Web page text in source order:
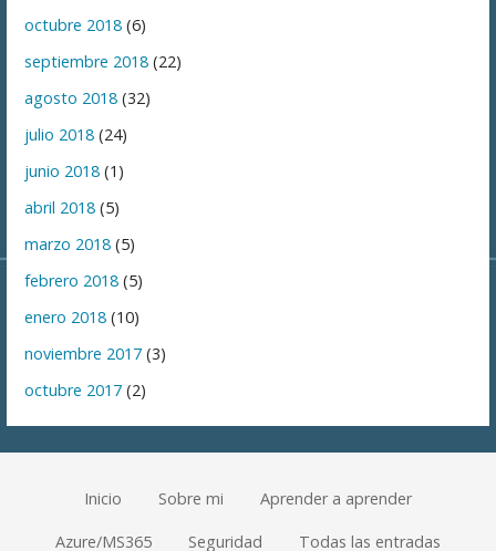
octubre 2018 (6)
septiembre 2018 (22)
agosto 2018 (32)
julio 2018 (24)
junio 2018 (1)
abril 2018 (5)
marzo 2018 (5)
febrero 2018 (5)
enero 2018 (10)
noviembre 2017 (3)
octubre 2017 (2)
Inicio Sobre mi Aprender a aprender
Azure/MS365 Seguridad Todas las entradas